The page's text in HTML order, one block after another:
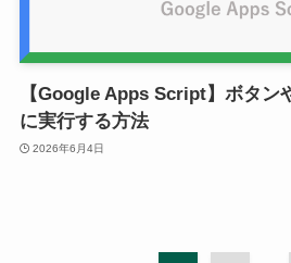
【Google Apps Script】ボタン
に実行する方法
2026年6月4日